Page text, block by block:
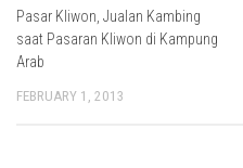
Pasar Kliwon, Jualan Kambing
saat Pasaran Kliwon di Kampung
Arab
FEBRUARY 1, 2013